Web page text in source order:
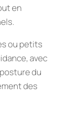
en
ou petits
avec
du
des